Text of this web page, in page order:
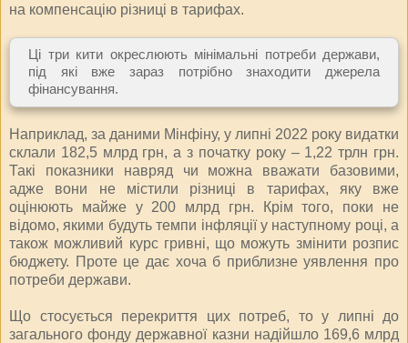
на компенсацію різниці в тарифах.
Ці три кити окреслюють мінімальні потреби держави,
під які вже зараз потрібно знаходити джерела
фінансування.
Наприклад, за даними Мінфіну, у липні 2022 року видатки
склали 182,5 млрд грн, а з початку року – 1,22 трлн грн.
Такі показники навряд чи можна вважати базовими,
адже вони не містили різниці в тарифах, яку вже
оцінюють майже у 200 млрд грн. Крім того, поки не
відомо, якими будуть темпи інфляції у наступному році, а
також можливий курс гривні, що можуть змінити розпис
бюджету. Проте це дає хоча б приблизне уявлення про
потреби держави.
Що стосується перекриття цих потреб, то у липні до
загального фонду державної казни надійшло 169,6 млрд